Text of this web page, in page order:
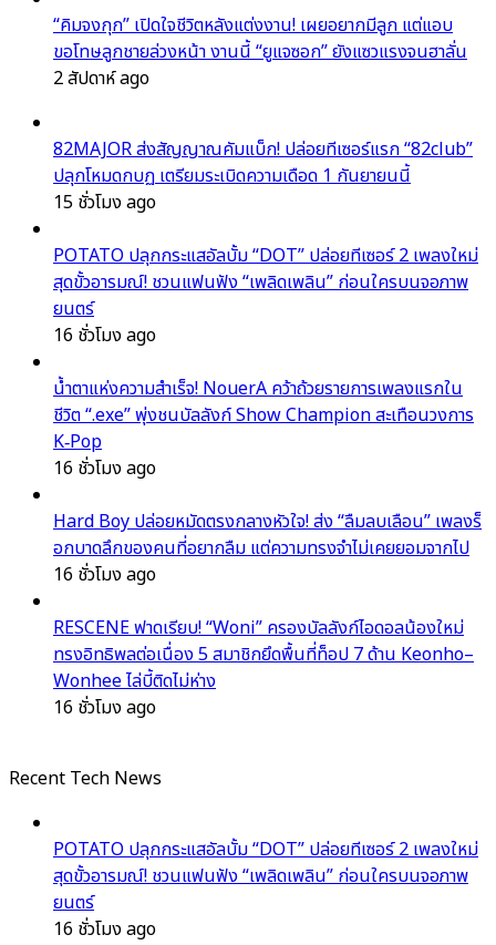
“คิมจงกุก” เปิดใจชีวิตหลังแต่งงาน! เผยอยากมีลูก แต่แอบ
ขอโทษลูกชายล่วงหน้า งานนี้ “ยูแจซอก” ยังแซวแรงจนฮาลั่น
2 สัปดาห์ ago
82MAJOR ส่งสัญญาณคัมแบ็ก! ปล่อยทีเซอร์แรก “82club”
ปลุกโหมดกบฏ เตรียมระเบิดความเดือด 1 กันยายนนี้
15 ชั่วโมง ago
POTATO ปลุกกระแสอัลบั้ม “DOT” ปล่อยทีเซอร์ 2 เพลงใหม่
สุดขั้วอารมณ์! ชวนแฟนฟัง “เพลิดเพลิน” ก่อนใครบนจอภาพ
ยนตร์
16 ชั่วโมง ago
น้ำตาแห่งความสำเร็จ! NouerA คว้าถ้วยรายการเพลงแรกใน
ชีวิต “.exe” พุ่งชนบัลลังก์ Show Champion สะเทือนวงการ
K‑Pop
16 ชั่วโมง ago
Hard Boy ปล่อยหมัดตรงกลางหัวใจ! ส่ง “ลืมลบเลือน” เพลงร็
อกบาดลึกของคนที่อยากลืม แต่ความทรงจำไม่เคยยอมจากไป
16 ชั่วโมง ago
RESCENE ฟาดเรียบ! “Woni” ครองบัลลังก์ไอดอลน้องใหม่
ทรงอิทธิพลต่อเนื่อง 5 สมาชิกยึดพื้นที่ท็อป 7 ด้าน Keonho–
Wonhee ไล่บี้ติดไม่ห่าง
16 ชั่วโมง ago
Recent Tech News
POTATO ปลุกกระแสอัลบั้ม “DOT” ปล่อยทีเซอร์ 2 เพลงใหม่
สุดขั้วอารมณ์! ชวนแฟนฟัง “เพลิดเพลิน” ก่อนใครบนจอภาพ
ยนตร์
16 ชั่วโมง ago